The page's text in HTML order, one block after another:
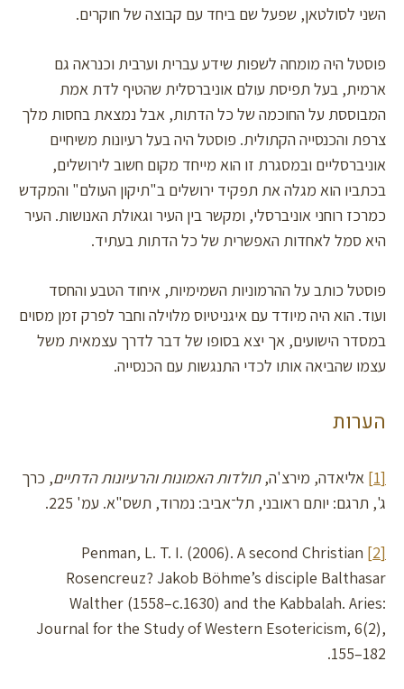
השני לסולטאן, שפעל שם ביחד עם קבוצה של חוקרים.
פוסטל היה מומחה לשפות שידע עברית וערבית וכנראה גם
ארמית, בעל תפיסת עולם אוניברסלית שהטיף לדת אמת
המבוססת על החוכמה של כל הדתות, אבל נמצאת בחסות מלך
צרפת והכנסייה הקתולית. פוסטל היה בעל רעיונות משיחיים
אוניברסליים ובמסגרת זו הוא מייחד מקום חשוב לירושלים,
בכתביו הוא מגלה את תפקיד ירושלים ב"תיקון העולם" והמקדש
כמרכז רוחני אוניברסלי, ומקשר בין העיר וגאולת האנושות. העיר
היא סמל לאחדות האפשרית של כל הדתות בעתיד.
פוסטל כותב על ההרמוניות השמימיות, איחוד הטבע והחסד
ועוד. הוא היה מיודד עם איגניטיוס מלוילה וחבר לפרק זמן מסוים
במסדר הישועים, אך יצא בסופו של דבר לדרך עצמאית משל
עצמו שהביאה אותו לכדי התנגשות עם הכנסייה.
הערות
[1] אליאדה, מירצ'ה,תולדות האמונות והרעיונות הדתיים, כרך
ג', תרגם: יותם ראובני, תל־אביב: נמרוד, תשס"א. עמ' 225.
[2]
Penman, L. T. I. (2006). A second Christian
Rosencreuz? Jakob Böhme’s disciple Balthasar
Walther (1558–c.1630) and the Kabbalah. Aries:
Journal for the Study of Western Esotericism, 6(2),
155–182.